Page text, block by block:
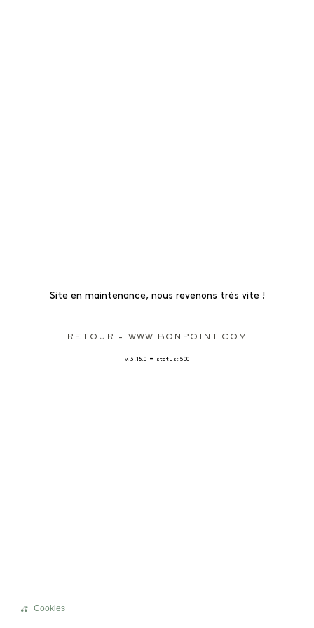
Site en maintenance, nous revenons très vite !
RETOUR - WWW.BONPOINT.COM
v. 3.16.0 - status: 500